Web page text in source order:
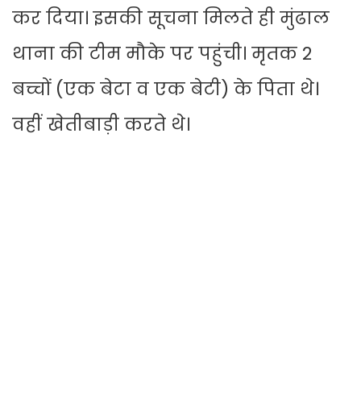
कर दिया। इसकी सूचना मिलते ही मुंढाल
थाना की टीम मौके पर पहुंची। मृतक 2
बच्चों (एक बेटा व एक बेटी) के पिता थे।
वहीं खेतीबाड़ी करते थे।